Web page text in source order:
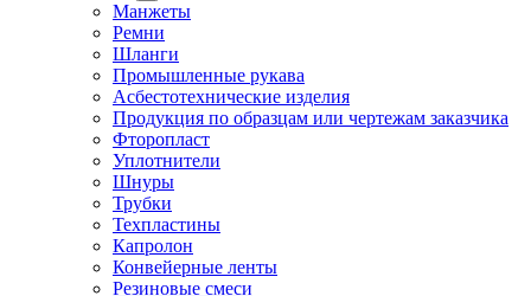
Манжеты
Ремни
Шланги
Промышленные рукава
Асбестотехнические изделия
Продукция по образцам или чертежам заказчика
Фторопласт
Уплотнители
Шнуры
Трубки
Техпластины
Капролон
Конвейерные ленты
Резиновые смеси